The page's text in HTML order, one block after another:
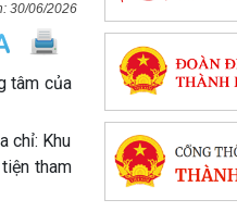
30/06/2026
tâm của
chỉ: Khu
tham